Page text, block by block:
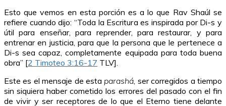
Esto que vemos en esta porción es a lo que Rav Shaúl se
refiere cuando dijo: “Toda la Escritura es inspirada por Di-s y
útil para enseñar, para reprender, para restaurar, y para
entrenar en justicia, para que la persona que le pertenece a
Di-s sea capaz, completamente equipada para toda buena
obra” [2 Timoteo 3:16-17 TLV].
Este es el mensaje de esta parashá, ser corregidos a tiempo
sin siquiera haber cometido los errores del pasado con el fin
de vivir y ser receptores de lo que el Eterno tiene delante